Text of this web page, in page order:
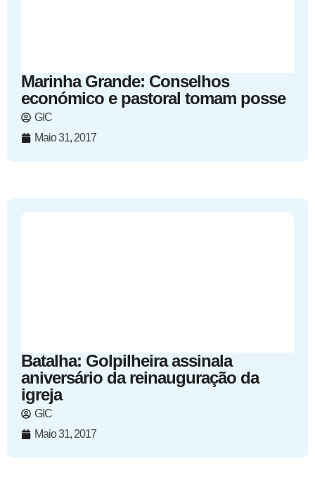
Marinha Grande: Conselhos
económico e pastoral tomam posse
GIC
Maio 31, 2017
Batalha: Golpilheira assinala
aniversário da reinauguração da
igreja
GIC
Maio 31, 2017